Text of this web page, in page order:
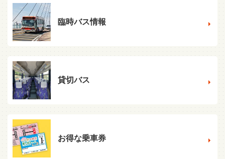
臨時バス情報
貸切バス
お得な乗車券